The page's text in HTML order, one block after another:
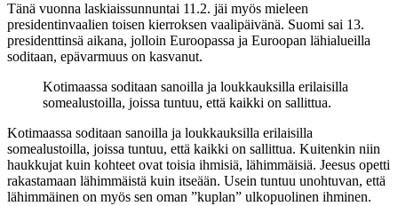
Tänä vuonna laskiaissunnuntai 11.2. jäi myös mieleen
presidentinvaalien toisen kierroksen vaalipäivänä. Suomi sai 13.
presidenttinsä aikana, jolloin Euroopassa ja Euroopan lähialueilla
soditaan, epävarmuus on kasvanut.
Kotimaassa soditaan sanoilla ja loukkauksilla erilaisilla
somealustoilla, joissa tuntuu, että kaikki on sallittua.
Kotimaassa soditaan sanoilla ja loukkauksilla erilaisilla
somealustoilla, joissa tuntuu, että kaikki on sallittua. Kuitenkin niin
haukkujat kuin kohteet ovat toisia ihmisiä, lähimmäisiä. Jeesus opetti
rakastamaan lähimmäistä kuin itseään. Usein tuntuu unohtuvan, että
lähimmäinen on myös sen oman ”kuplan” ulkopuolinen ihminen.